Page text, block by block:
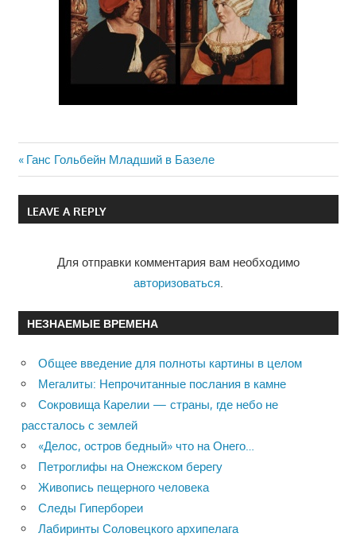
Навигация
по
Previous
Post:
Ганс Гольбейн Младший в Базеле
LEAVE A REPLY
Для отправки комментария вам необходимо
авторизоваться
НЕЗНАЕМЫЕ ВРЕМЕНА
Общее введение для полноты картины в целом
Мегалиты: Непрочитанные послания в камне
Сокровища Карелии — страны, где небо не
рассталось с землей
«Делос, остров бедный» что на Онего…
Петроглифы на Онежском берегу
Живопись пещерного человека
Следы Гипербореи
Лабиринты Соловецкого архипелага